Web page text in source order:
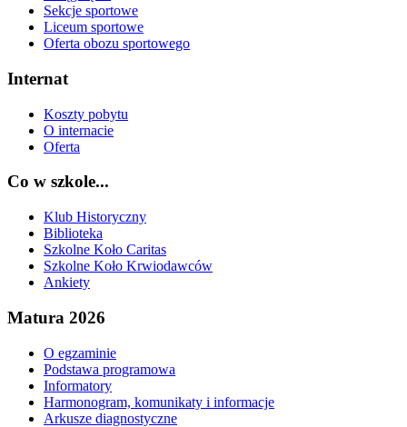
Sekcje sportowe
Liceum sportowe
Oferta obozu sportowego
Internat
Koszty pobytu
O internacie
Oferta
Co w szkole...
Klub Historyczny
Biblioteka
Szkolne Koło Caritas
Szkolne Koło Krwiodawców
Ankiety
Matura 2026
O egzaminie
Podstawa programowa
Informatory
Harmonogram, komunikaty i informacje
Arkusze diagnostyczne